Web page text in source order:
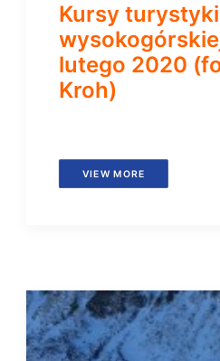
Kursy turystyki
lutego 2020
Kroh)
VIEW MORE